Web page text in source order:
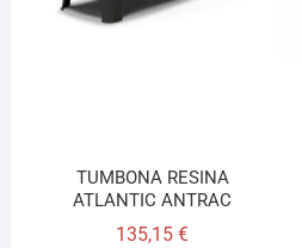
TUMBONA RESINA
ATLANTIC ANTRAC
135,15€